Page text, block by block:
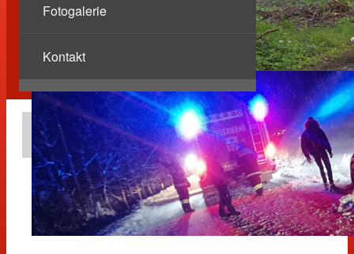
Fotogalerie
Kontakt
Berichte
Anhängerbergung
19.10.2022 Einsätze